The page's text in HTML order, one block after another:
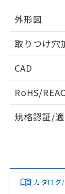
外形図
取りつけ穴
CAD
ドすること
ダウンロードデ
みください。
ソフトウェアの
RoHS/
EU RoHS 注
対応済み
規格認証/
カタログ
品
用
EU
51物質
※本証
物質の
荷製品
欄に対
既に